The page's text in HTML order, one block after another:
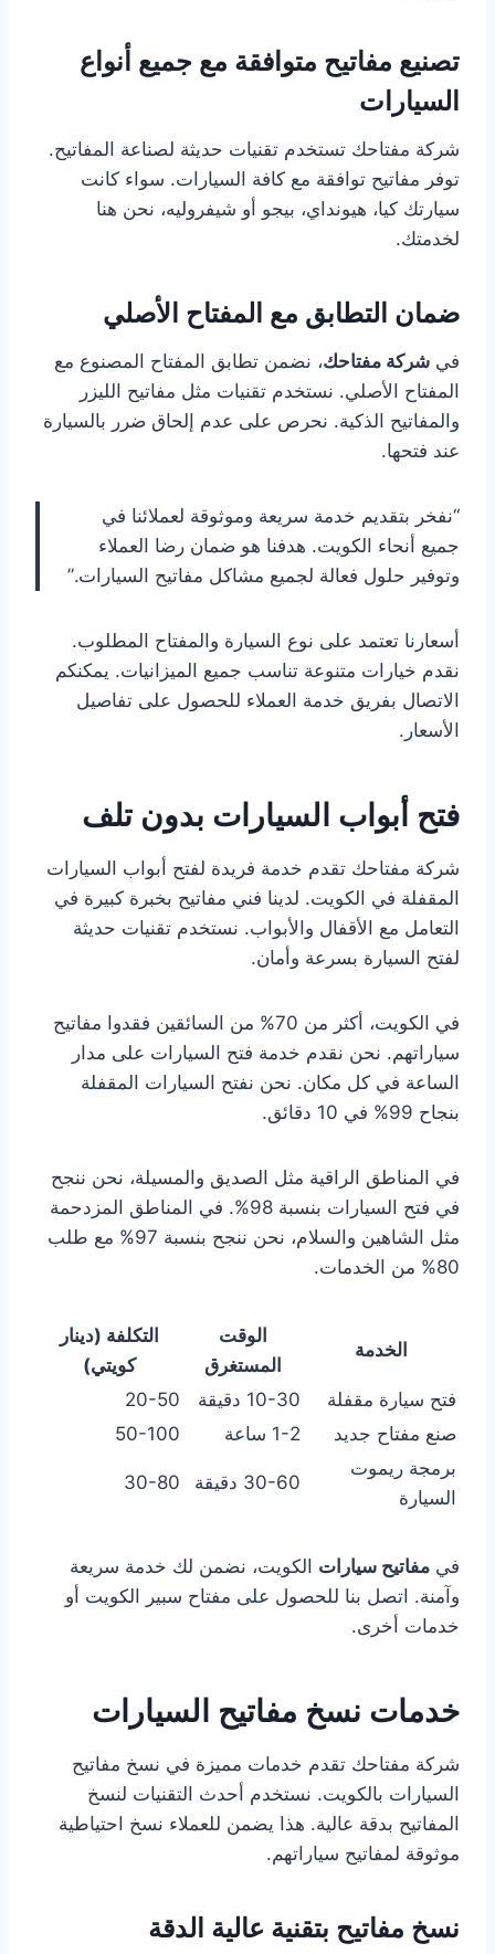
تصنيع مفاتيح متوافقة مع جميع أنواع
السيارات
شركة مفتاحك تستخدم تقنيات حديثة لصناعة المفاتيح.
توفر مفاتيح توافقة مع كافة السيارات. سواء كانت
سيارتك كيا، هيونداي، بيجو أو شيفروليه، نحن هنا
لخدمتك.
ضمان التطابق مع المفتاح الأصلي
في شركة مفتاحك، نضمن تطابق المفتاح المصنوع مع
المفتاح الأصلي. نستخدم تقنيات مثل مفاتيح الليزر
والمفاتيح الذكية. نحرص على عدم إلحاق ضرر بالسيارة
عند فتحها.
“نفخر بتقديم خدمة سريعة وموثوقة لعملائنا في
جميع أنحاء الكويت. هدفنا هو ضمان رضا العملاء
وتوفير حلول فعالة لجميع مشاكل مفاتيح السيارات.”
أسعارنا تعتمد على نوع السيارة والمفتاح المطلوب.
نقدم خيارات متنوعة تناسب جميع الميزانيات. يمكنكم
الاتصال بفريق خدمة العملاء للحصول على تفاصيل
الأسعار.
فتح أبواب السيارات بدون تلف
شركة مفتاحك تقدم خدمة فريدة لفتح أبواب السيارات
المقفلة في الكويت. لدينا فني مفاتيح بخبرة كبيرة في
التعامل مع الأقفال والأبواب. نستخدم تقنيات حديثة
لفتح السيارة بسرعة وأمان.
في الكويت، أكثر من 70% من السائقين فقدوا مفاتيح
سياراتهم. نحن نقدم خدمة فتح السيارات على مدار
الساعة في كل مكان. نحن نفتح السيارات المقفلة
بنجاح 99% في 10 دقائق.
في المناطق الراقية مثل الصديق والمسيلة، نحن ننجح
في فتح السيارات بنسبة 98%. في المناطق المزدحمة
مثل الشاهين والسلام، نحن ننجح بنسبة 97% مع طلب
80% من الخدمات.
الخدمة
الوقت
المستغرق
التكلفة (دينار
كويتي)
فتح سيارة مقفلة
10-30 دقيقة
20-50
صنع مفتاح جديد
1-2 ساعة
50-100
برمجة ريموت
السيارة
30-60 دقيقة 30-80
في مفاتيح سيارات الكويت، نضمن لك خدمة سريعة
وآمنة. اتصل بنا للحصول على مفتاح سبير الكويت أو
خدمات أخرى.
خدمات نسخ مفاتيح السيارات
شركة مفتاحك تقدم خدمات مميزة في نسخ مفاتيح
السيارات بالكويت. نستخدم أحدث التقنيات لنسخ
المفاتيح بدقة عالية. هذا يضمن للعملاء نسخ احتياطية
موثوقة لمفاتيح سياراتهم.
نسخ مفاتيح بتقنية عالية الدقة